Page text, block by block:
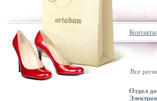
Контакты
Все
Отдел